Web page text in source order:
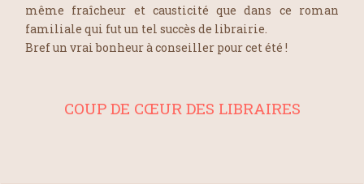
même fraîcheur et causticité que dans ce roman
familiale qui fut un tel succès de librairie.
Bref un vrai bonheur à conseiller pour cet été !
COUP DE CŒUR DES LIBRAIRES